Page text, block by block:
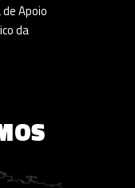
Apoio
da